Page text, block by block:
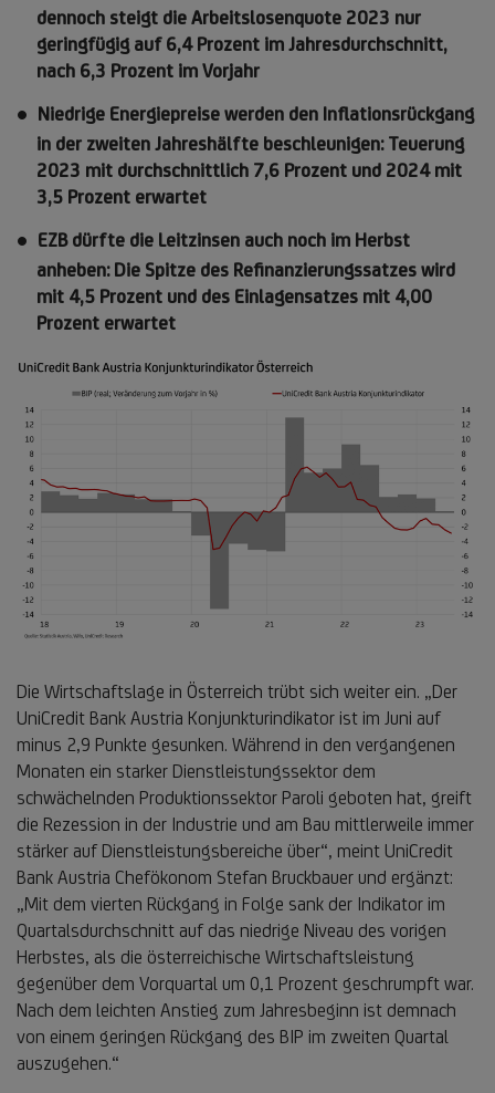
dennoch steigt die Arbeitslosenquote 2023 nur
geringfügig auf 6,4 Prozent im Jahresdurchschnitt,
nach 6,3 Prozent im Vorjahr
Niedrige Energiepreise werden den Inflationsrückgang
in der zweiten Jahreshälfte beschleunigen: Teuerung
2023 mit durchschnittlich 7,6 Prozent und 2024 mit
3,5 Prozent erwartet
EZB dürfte die Leitzinsen auch noch im Herbst
anheben: Die Spitze des Refinanzierungssatzes wird
mit 4,5 Prozent und des Einlagensatzes mit 4,00
Prozent erwartet
Die Wirtschaftslage in Österreich trübt sich weiter ein. „Der
UniCredit Bank Austria Konjunkturindikator ist im Juni auf
minus 2,9 Punkte gesunken. Während in den vergangenen
Monaten ein starker Dienstleistungssektor dem
schwächelnden Produktionssektor Paroli geboten hat, greift
die Rezession in der Industrie und am Bau mittlerweile immer
stärker auf Dienstleistungsbereiche über“, meint UniCredit
Bank Austria Chefökonom Stefan Bruckbauer und ergänzt:
„Mit dem vierten Rückgang in Folge sank der Indikator im
Quartalsdurchschnitt auf das niedrige Niveau des vorigen
Herbstes, als die österreichische Wirtschaftsleistung
gegenüber dem Vorquartal um 0,1 Prozent geschrumpft war.
Nach dem leichten Anstieg zum Jahresbeginn ist demnach
von einem geringen Rückgang des BIP im zweiten Quartal
auszugehen.“